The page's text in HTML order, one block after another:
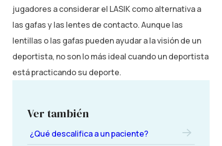
jugadores a considerar el LASIK como alternativa a
las gafas y las lentes de contacto. Aunque las
lentillas o las gafas pueden ayudar a la visión de un
deportista, no son lo más ideal cuando un deportista
está practicando su deporte.
Ver también
¿Qué descalifica a un paciente?